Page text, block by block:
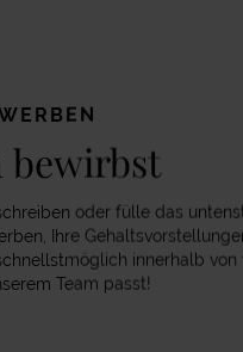
bewirbst
oder fülle das
Ihre
innerhalb von
Team passt!